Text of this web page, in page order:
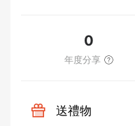
0
年度分享
送禮物